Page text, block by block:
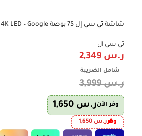
-41%
شاشة تي سي إل 75 بوصة 4K LED – Google
تي سي ال
ر.س
شامل الضريبة
ر.س3,999
وفر الآنر.س
وفرر.س 1,650